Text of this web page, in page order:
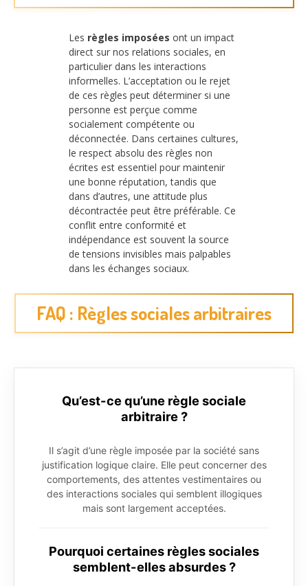
Les règles imposées ont un impact
direct sur nos relations sociales, en
particulier dans les interactions
informelles. L’acceptation ou le rejet
de ces règles peut déterminer si une
personne est perçue comme
socialement compétente ou
déconnectée. Dans certaines cultures,
le respect absolu des règles non
écrites est essentiel pour maintenir
une bonne réputation, tandis que
dans d’autres, une attitude plus
décontractée peut être préférable. Ce
conflit entre conformité et
indépendance est souvent la source
de tensions invisibles mais palpables
dans les échanges sociaux.
FAQ : Règles sociales arbitraires
Qu’est-ce qu’une règle sociale
arbitraire ?
Il s’agit d’une règle imposée par la société sans
justification logique claire. Elle peut concerner des
comportements, des attentes vestimentaires ou
des interactions sociales qui semblent illogiques
mais sont largement acceptées.
Pourquoi certaines règles sociales
semblent-elles absurdes ?